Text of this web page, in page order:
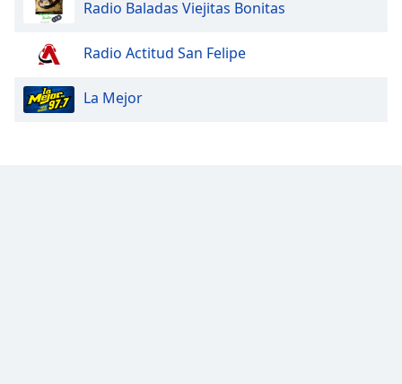
Radio Baladas Viejitas Bonitas
Radio Actitud San Felipe
La Mejor